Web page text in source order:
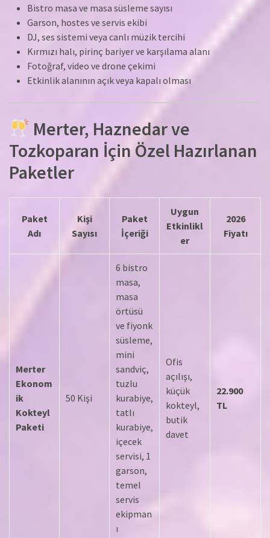
Bistro masa ve masa süsleme sayısı
Garson, hostes ve servis ekibi
DJ, ses sistemi veya canlı müzik tercihi
Kırmızı halı, pirinç bariyer ve karşılama alanı
Fotoğraf, video ve drone çekimi
Etkinlik alanının açık veya kapalı olması
Merter, Haznedar ve
Tozkoparan İçin Özel Hazırlanan
Paketler
Paket
Adı
Kişi
Sayısı
Paket
İçeriği
Uygun
Etkinlikl
er
2026
Fiyatı
Merter
Ekonom
ik
Kokteyl
Paketi
50 Kişi
6 bistro
masa,
masa
örtüsü
ve fiyonk
süsleme,
mini
sandviç,
tuzlu
kurabiye,
tatlı
kurabiye,
içecek
servisi, 1
garson,
temel
servis
ekipman
ı
Ofis
açılışı,
küçük
kokteyl,
butik
davet
22.900
TL